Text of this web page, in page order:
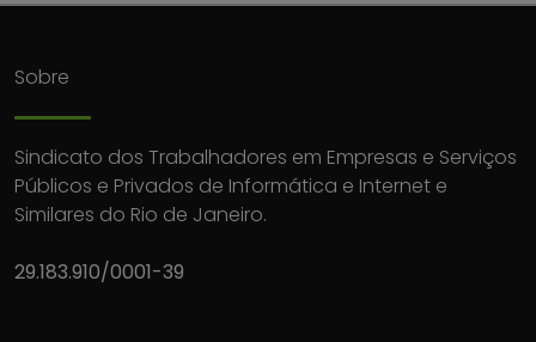
Sobre
Sindicato dos Trabalhadores em Empresas e Serviços
Públicos e Privados de Informática e Internet e
Similares do Rio de Janeiro.
29.183.910/0001-39